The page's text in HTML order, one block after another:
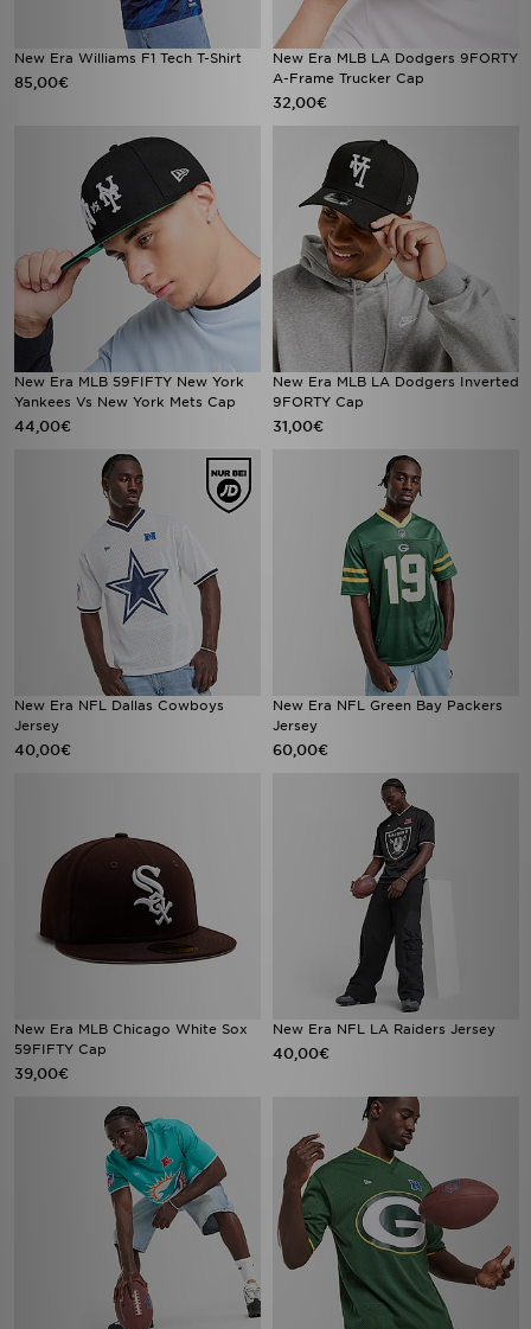
New Era Williams F1 Tech T-Shirt
85,00€
New Era MLB LA Dodgers 9FORTY
A-Frame Trucker Cap
32,00€
New Era MLB 59FIFTY New York
Yankees Vs New York Mets Cap
44,00€
New Era MLB LA Dodgers Inverted
9FORTY Cap
31,00€
New Era NFL Dallas Cowboys
Jersey
40,00€
New Era NFL Green Bay Packers
Jersey
60,00€
New Era MLB Chicago White Sox
59FIFTY Cap
39,00€
New Era NFL LA Raiders Jersey
40,00€